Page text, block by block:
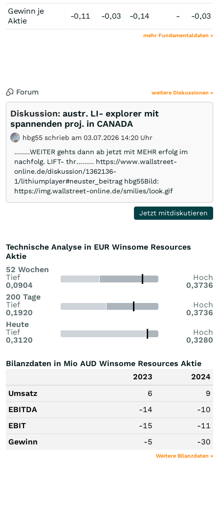
Gewinn je
Aktie
-0,11 -0,03 -0,14 - -0,03
mehr Fundamentaldaten »
Forum weitere Diskussionen »
Diskussion: austr. LI- explorer mit
spannenden proj. in CANADA
hbg55 schrieb am 03.07.2026 14:20 Uhr
........WEITER gehts dann ab jetzt mit MEHR erfolg im
nachfolg. LIFT- thr......... https://www.wallstreet-
online.de/diskussion/1362136-
1/lithiumplayer#neuster_beitrag hbg55Bild:
https://img.wallstreet-online.de/smilies/look.gif
Jetzt mitdiskutieren
Technische Analyse in EUR Winsome Resources
Aktie
52 Wochen
Tief
0,0904
Hoch
0,3736
200 Tage
Tief
0,1920
Hoch
0,3736
Heute
Tief
0,3120
Hoch
0,3280
Bilanzdaten in Mio AUD Winsome Resources Aktie
2023
2024
Umsatz
6
9
EBITDA
-14
-10
EBIT
-15
-11
Gewinn
-5 -30
Weitere Bilanzdaten »